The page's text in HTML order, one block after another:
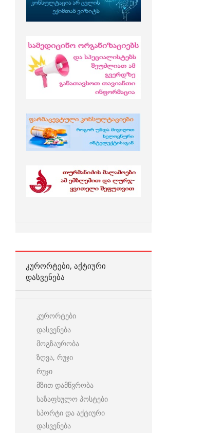
ᲙᲣᲠᲝᲠᲢᲔᲑᲘ, ᲐᲥᲢᲘᲣᲠᲘ
ᲓᲐᲡᲕᲔᲜᲔᲑᲐ
კურორტები
დასვენება
მოგზაურობა
ზღვა, რუჯი
რუჯი
მზით დამწვრობა
საზაფხულო პოსტები
სპორტი და აქტიური
დასვენება